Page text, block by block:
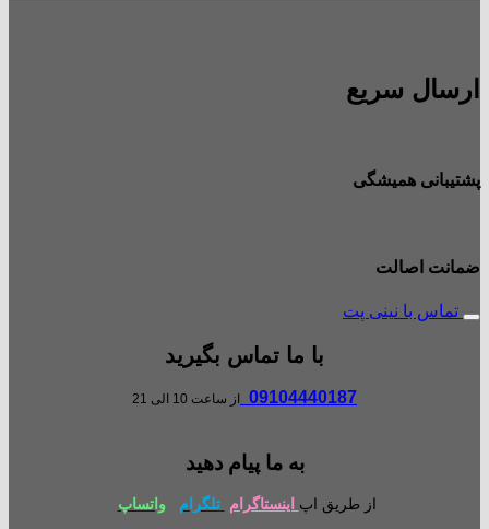
ارسال سریع
پشتیبانی همیشگی
ضمانت اصالت
تماس با نینی پت
با ما تماس بگیرید
09104440187 از ساعت 10 الی 21
به ما پیام دهید
از طریق اپ اینستاگرام تلگرام واتساپ